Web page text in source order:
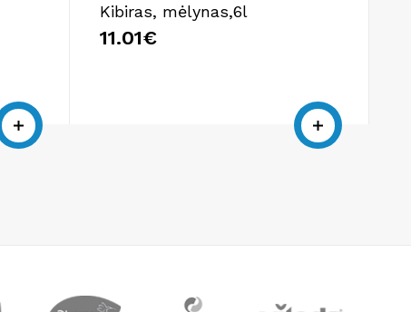
Kibiras, mėlynas,6l
11.01€